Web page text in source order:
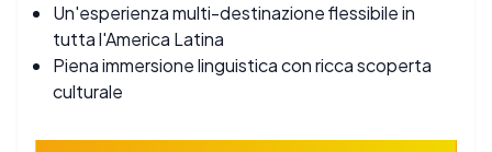
Un'esperienza multi-destinazione flessibile in
tutta l'America Latina
Piena immersione linguistica con ricca scoperta
culturale